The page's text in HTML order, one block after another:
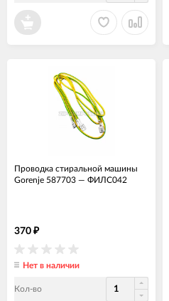
Проводка стиральной машины
Gorenje 587703 — ФИЛС042
370 ₽
Нет в наличии
Кол-во